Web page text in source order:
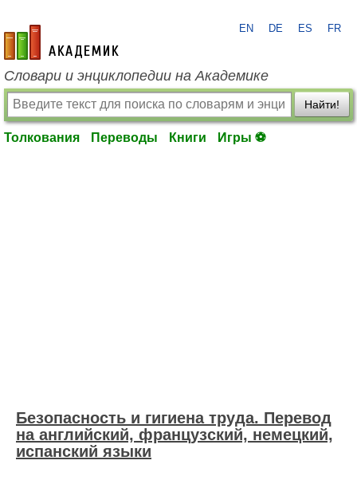
academic.ru
EN DE ES FR
Словари и энциклопедии на Академике
Найти!
Толкования Переводы Книги Игры ⚽
Безопасность и гигиена труда. Перевод
на английский, французский, немецкий,
испанский языки